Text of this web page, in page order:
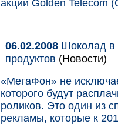
акций Golden Telecom
06.02.2008 Шоколад в
продуктов (Новости)
«МегаФон» не
которого будут
роликов. Это один из
рекламы, которые к